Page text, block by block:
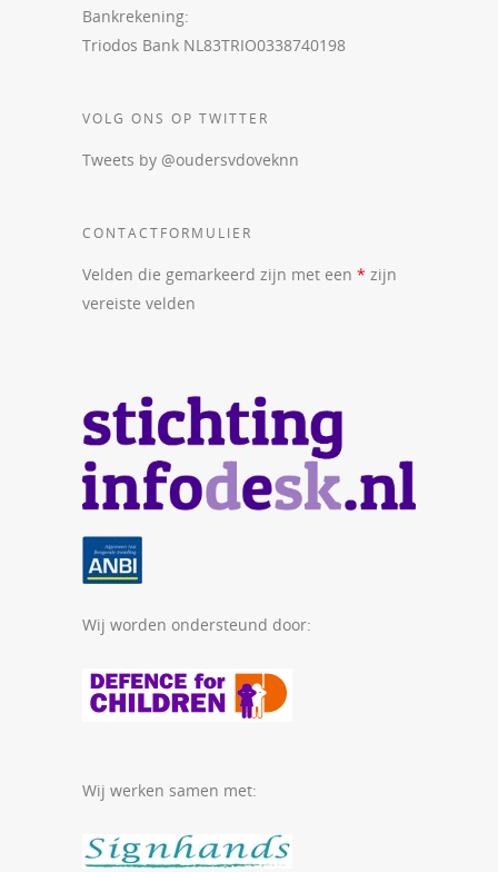
Bankrekening:
Triodos Bank NL83TRIO0338740198
VOLG ONS OP TWITTER
Tweets by @oudersvdoveknn
CONTACTFORMULIER
Velden die gemarkeerd zijn met een * zijn
vereiste velden
Wij worden ondersteund door:
Wij werken samen met: